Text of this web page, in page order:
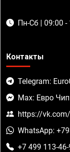
Пн-Сб | 09:00 -
Контакты
Telegram:
Max: Евро
https://
WhatsApp:
+7 499 113-46-